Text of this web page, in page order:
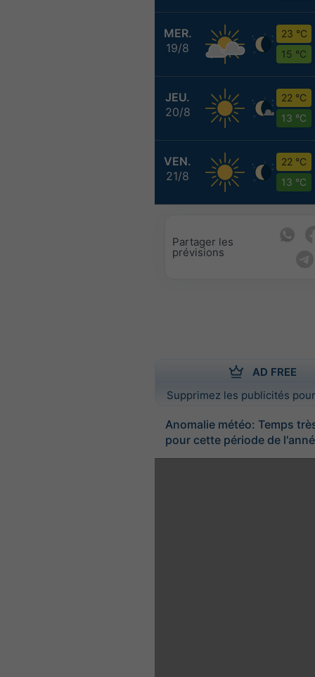
MER.
19/8
23 °C
15 °C
JEU.
20/8
22 °C
13 °C
VEN.
21/8
22 °C
13 °C
Partager les
prévisions
AD FREE
Supprimez les publicités
Anomalie météo: Temps
pour cette période de